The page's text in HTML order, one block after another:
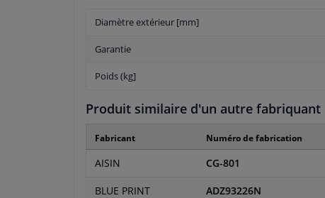
Diamètre extérieur [mm]
Garantie
Poids (kg]
Produit similaire d'un autre fabriquant
Fabricant Numéro de fabrication
AISIN CG-801
BLUE PRINT ADZ93226N